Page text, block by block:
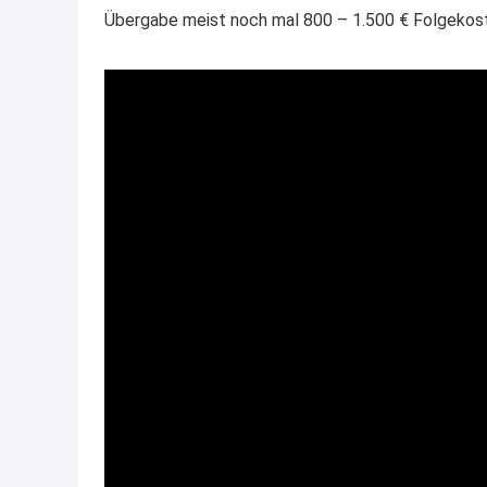
Übergabe meist noch mal 800 – 1.500 €